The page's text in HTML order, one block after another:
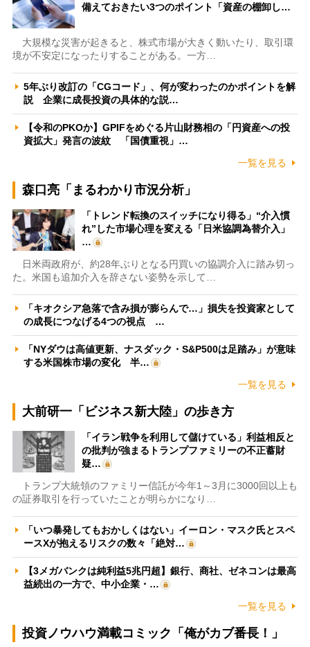
備えておきたい3つのポイント「資産の棚卸し…
大規模な災害が起きると、株式市場が大きく動いたり、取引環
境が不安定になったりすることがある。一方…
5年ぶり改訂の「CGコード」、何が変わったのかポイントを解
説 企業に成長投資の具体的な説…
【令和のPKOか】GPIFをめぐる片山財務相の「円資産への投
資拡大」発言の波紋 「国債重視」…
一覧を見る
森口亮「まるわかり市況分析」
「トレンド転換のスイッチになり得る」“介入慣
れ”した市場心理を変える「日米協調為替介入」
…
日米両政府が、約28年ぶりとなる円買いの協調介入に踏み切っ
た。米国も追加介入を辞さない姿勢を示して…
「キオクシア急落で含み損が膨らんで…」損失を投資家として
の成長につなげる4つの視点 …
「NYダウは高値更新、ナスダック・S&P500は足踏み」が意味
する米国株市場の変化 半…
一覧を見る
大前研一「ビジネス新大陸」の歩き方
「イラン戦争を利用して儲けている」利益相反と
の批判が強まるトランプファミリーの不正蓄財
疑…
トランプ大統領のファミリー信託が今年1～3月に3000回以上も
の証券取引を行っていたことが明らかになり…
「いつ暴発してもおかしくはない」イーロン・マスク氏とスペ
ースXが抱えるリスクの数々「絶対…
【3メガバンクは純利益5兆円超】銀行、商社、ゼネコンは最高
益続出の一方で、中小企業・…
一覧を見る
投資ノウハウ満載コミック「俺がカブ番長！」